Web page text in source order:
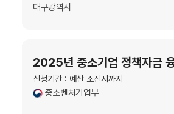
대구광역시
2025년 중소기업 정책자금
신청기간 : 예산 소진시까지
중소벤처기업부